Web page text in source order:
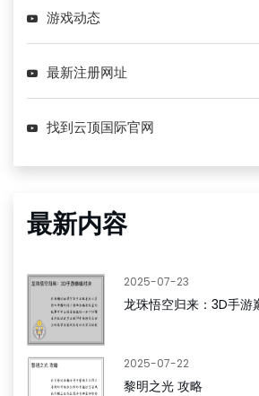
游戏动态
最新注册网址
找到云顶国际官网
最新内容
2025-07-23
龙珠悟空归来：3D手游
2025-07-22
黎明之光 攻略